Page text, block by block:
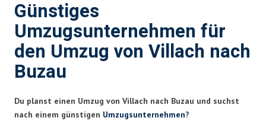
Günstiges
Umzugsunternehmen für
den Umzug von Villach nach
Buzau
Du planst einen Umzug von Villach nach Buzau und suchst
nach einem günstigen Umzugsunternehmen?